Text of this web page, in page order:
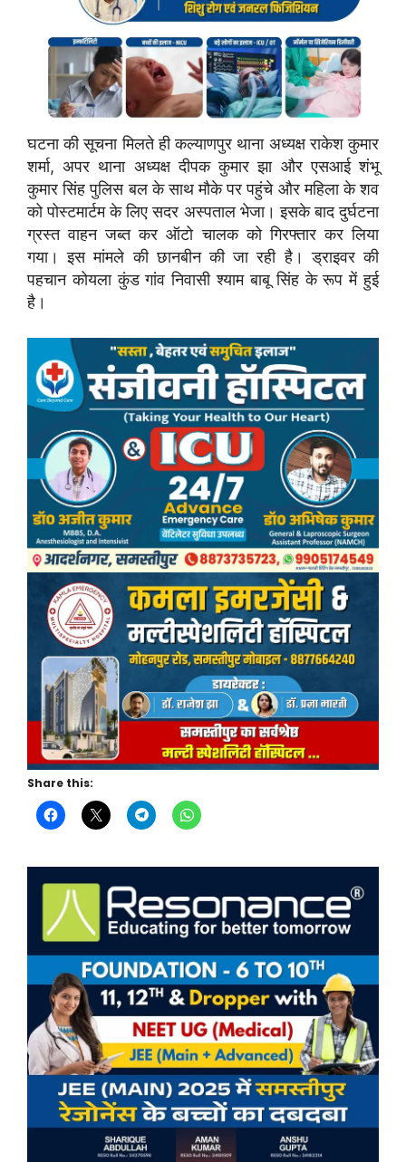
घटना की सूचना मिलते ही कल्याणपुर थाना अध्यक्ष राकेश कुमार
शर्मा, अपर थाना अध्यक्ष दीपक कुमार झा और एसआई शंभू
कुमार सिंह पुलिस बल के साथ मौके पर पहुंचे और महिला के शव
को पोस्टमार्टम के लिए सदर अस्पताल भेजा। इसके बाद दुर्घटना
ग्रस्त वाहन जब्त कर ऑटो चालक को गिरफ्तार कर लिया
गया। इस मांमले की छानबीन की जा रही है। ड्राइवर की
पहचान कोयला कुंड गांव निवासी श्याम बाबू सिंह के रूप में हुई
है।
Share this: